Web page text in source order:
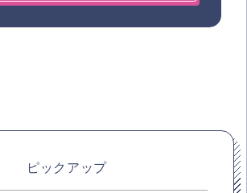
ピックアップ